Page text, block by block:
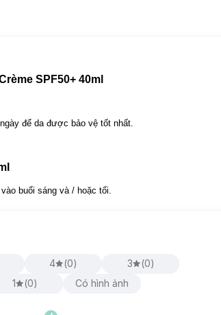
75ml
nước. Bên cạnh đó, sản phẩm còn giúp loại
SPF50+ 40ml
để da được bảo vệ tốt nhất.
buổi sáng và / hoặc tối.
4 (0) 3 (0)
1 (0) Có hình ảnh